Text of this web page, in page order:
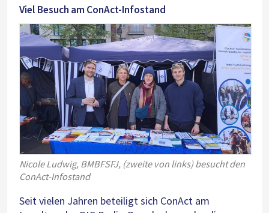
Viel Besuch am ConAct-Infostand
Nicole Ludwig, BMBFSFJ, (zweite von links) besucht den
ConAct-Infostand
Seit vielen Jahren beteiligt sich ConAct am